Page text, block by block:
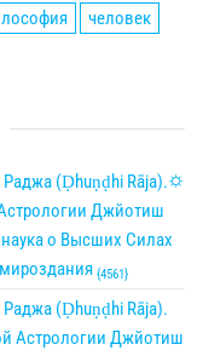
человек
Раджа (Ḍhuṇḍhi Rāja).🌣
Джйотиш
о Высших Силах
{4561}
(Ḍhuṇḍhi Rāja).
Астрологии Джйотиш